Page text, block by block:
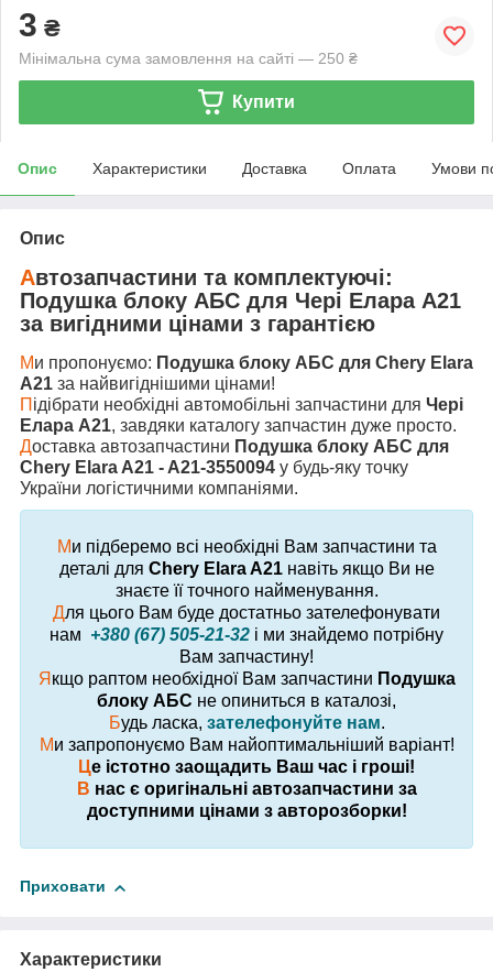
3 ₴
Мінімальна сума замовлення на сайті — 250 ₴
Купити
Опис Характеристики Доставка Оплата Умови
Опис
Автозапчастини та комплектуючі:
Подушка блоку АБС для Чері Елара A21
за вигідними цінами з гарантією
Ми пропонуємо: Подушка блоку АБС для Chery Elara
A21 за найвигіднішими цінами!
П ідібрати необхідні автомобільні запчастини для Чері
Елара A21, завдяки каталогу запчастин дуже просто.
Доставка автозапчастини Подушка блоку АБС для
Chery Elara A21 - A21-3550094 у будь-яку точку
України логістичними компаніями.
Ми підберемо всі необхідні Вам запчастини та
деталі для Chery Elara A21навіть якщо Ви не
знаєте її точного найменування.
Для цього Вам буде достатньо зателефонувати
нам +380 (67) 505-21-32 і ми знайдемо потрібну
Вам запчастину!
Я кщо раптом необхідної Вам запчастини Подушка
блоку АБС не опиниться в каталозі,
Будь ласка, зателефонуйте нам.
Ми запропонуємо Вам найоптимальніший варіант!
Це істотно заощадить Ваш час і гроші!
В нас є оригінальні автозапчастини за
доступними цінами з авторозборки!
Приховати
Характеристики